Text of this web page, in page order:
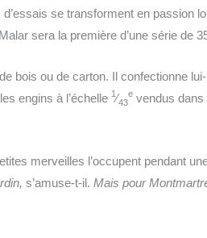
se trans­forment en pas­sion
sera la pre­mière d’une série de
bois ou de car­ton. Il confec­tionne
engins à l’échelle 1⁄43
e ven­dus
mer­veilles l’occupent pen­dant
s’amuse-t-il. Mais pour